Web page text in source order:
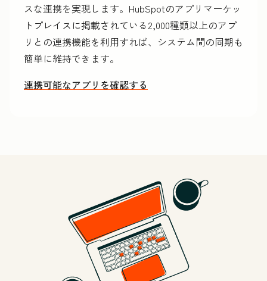
スな連携を実現します。HubSpotのアプリマーケッ
トプレイスに掲載されている2,000種類以上のアプ
リとの連携機能を利用すれば、システム間の同期も
簡単に維持できます。
連携可能なアプリを確認する